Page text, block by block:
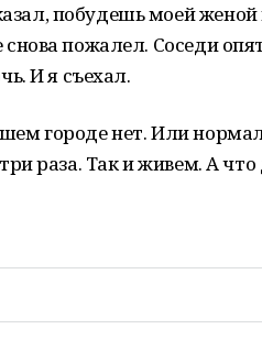
побудешь моей женой
пожалел. Соседи
И я съехал.
городе нет. Или
раза. Так и живем. А что